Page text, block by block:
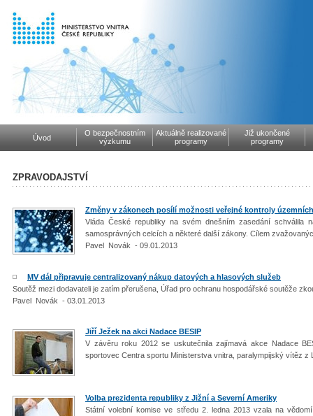
Úvod
O bezpečnostním
výzkumu
Aktuálně realizované
programy
Již ukončené
programy
ZPRAVODAJSTVÍ
Změny v zákonech posílí možnosti veřejné kontroly
Vláda České republiky na svém dnešním zasedání
samosprávných celcích a některé další zákony. Cílem
Pavel Novák - 09.01.2013
MV dál připravuje centralizovaný nákup datových a hlasových služeb
Soutěž mezi dodavateli je zatím přerušena, Úřad pro ochranu hospodářské soutěže
Pavel Novák - 03.01.2013
Jiří Ježek na akci Nadace BESIP
V závěru roku 2012 se uskutečnila zajímavá akce Nadace
sportovec Centra sportu Ministerstva vnitra, paralympijský vítěz z
Volba prezidenta republiky z Jižní a Severní Ameriky
Státní volební komise ve středu 2. ledna 2013 vzala na